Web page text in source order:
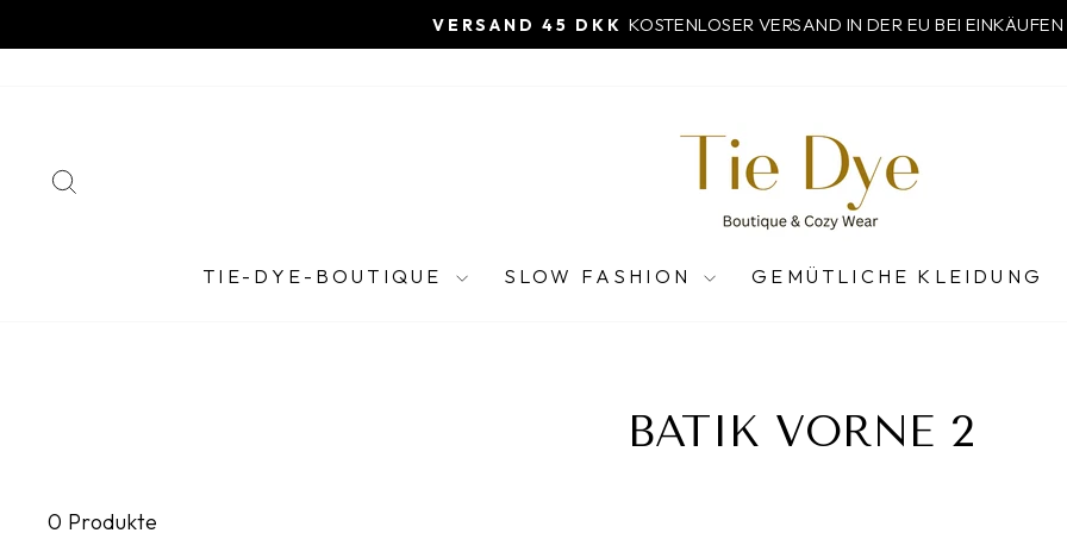
zum
Pause
SCHWEDEN VERSAND 60 DKK KOSTENLOSER VERSAND NACH SCHWEDEN
TIE-DYE-BOUTIQUE SLOW FASHION GEMÜTLICHE KLEIDUNG
BATIK VORNE 2
0 Produkte